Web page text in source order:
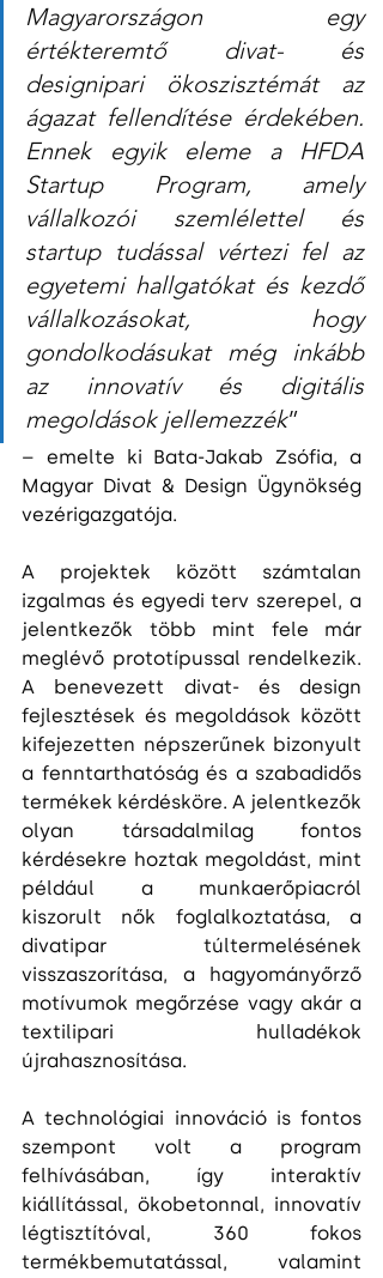
Magyarországon egy
értékteremtő divat- és
designipari ökoszisztémát az
ágazat fellendítése érdekében.
Ennek egyik eleme a HFDA
Startup Program, amely
vállalkozói szemlélettel és
startup tudással vértezi fel az
egyetemi hallgatókat és kezdő
vállalkozásokat, hogy
gondolkodásukat még inkább
az innovatív és digitális
megoldások jellemezzék”
– emelte ki Bata-Jakab Zsófia, a
Magyar Divat & Design Ügynökség
vezérigazgatója.
A projektek között számtalan
izgalmas és egyedi terv szerepel, a
jelentkezők több mint fele már
meglévő prototípussal rendelkezik.
A benevezett divat- és design
fejlesztések és megoldások között
kifejezetten népszerűnek bizonyult
a fenntarthatóság és a szabadidős
termékek kérdésköre. A jelentkezők
olyan társadalmilag fontos
kérdésekre hoztak megoldást, mint
például a munkaerőpiacról
kiszorult nők foglalkoztatása, a
divatipar túltermelésének
visszaszorítása, a hagyományőrző
motívumok megőrzése vagy akár a
textilipari hulladékok
újrahasznosítása.
A technológiai innováció is fontos
szempont volt a program
felhívásában, így interaktív
kiállítással, ökobetonnal, innovatív
légtisztítóval, 360 fokos
termékbemutatással, valamint